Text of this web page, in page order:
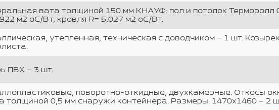
вата толщиной 150 мм КНАУФ: пол и потолок Терморолл
м2 оС/Вт, кровля R= 5,027 м2 оС/Вт.
утепленная, техническая с доводчиком – 1 шт.
ПВХ – 3 шт.
поворотно-откидные, двухкамерные. Откосы
толщиной 0,5 мм снаружи контейнера. Размеры: 1470х1460 – 2